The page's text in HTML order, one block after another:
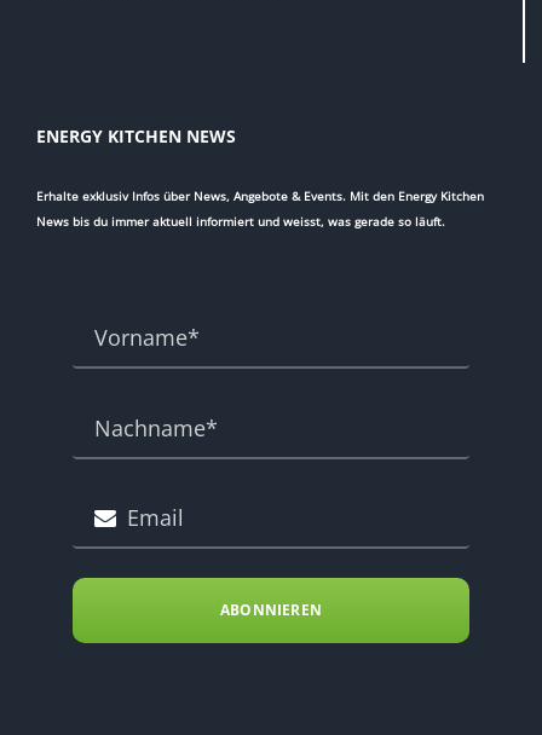
ENERGY KITCHEN NEWS
Erhalte exklusiv Infos über News, Angebote & Events. Mit den Energy Kitchen
News bis du immer aktuell informiert und weisst, was gerade so läuft.
ABONNIEREN